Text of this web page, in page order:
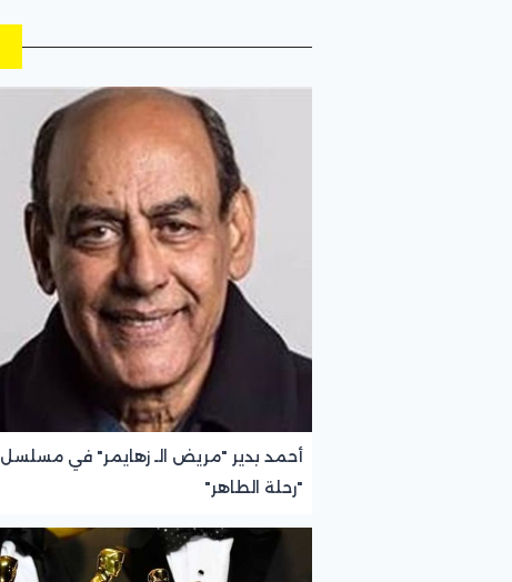
أحمد بدير "مريض الـ زهايمر" في مسلسل
"رحلة الطاهر"